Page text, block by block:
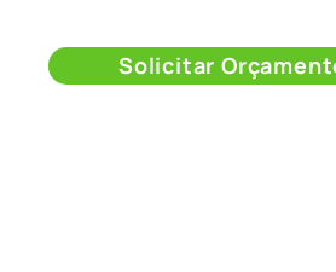
Solicitar